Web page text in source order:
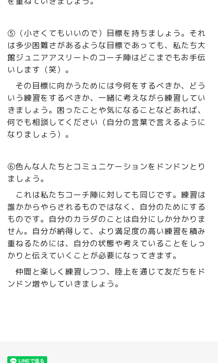
⑤（小さくてもいいので）目標を持ちましょう。それ
は多少困難さがあるような目標であっても、私たち大
館ジュニアアスリートのコーチ陣はどこまでもお手伝
いします（笑）。
その目標に向かうためには今何をするべきか、どう
いう練習をするべきか、一緒に考えながら練習してい
きましょう。困ったことや気になることなどあれば、
何でも相談してください（自分の言葉で言えるように
なりましょう）。
⑥色んな人たちとコミュニケーションをドンドンとり
ましょう。
これは私たちコーチ陣に対しても同じです。練習は
誰かからやらされるものではなく、自分のためにする
ものです。自分のカラダのことは自分にしか分かりま
せん。自分が納得して、より満足度の高い練習を積み
重ねるためには、自分の状態や考えていることをしっ
かりと伝えていくことが必要になってきます。
仲間と楽しく練習しつつ、陸上を通じて友だちをド
ンドン増やしていきましょう。